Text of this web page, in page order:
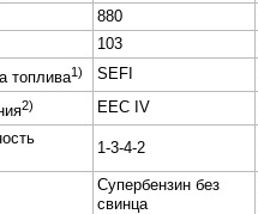
880
103
топлива1) SEFI
2) EEC IV
1-3-4-2
Супербензин без
свинца